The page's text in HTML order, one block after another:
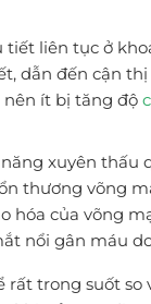
tiết liên tục ở
dẫn đến cận
ít bị tăng độ
xuyên thấu
thương võng
của võng
nổi gân máu
rất trong suốt so